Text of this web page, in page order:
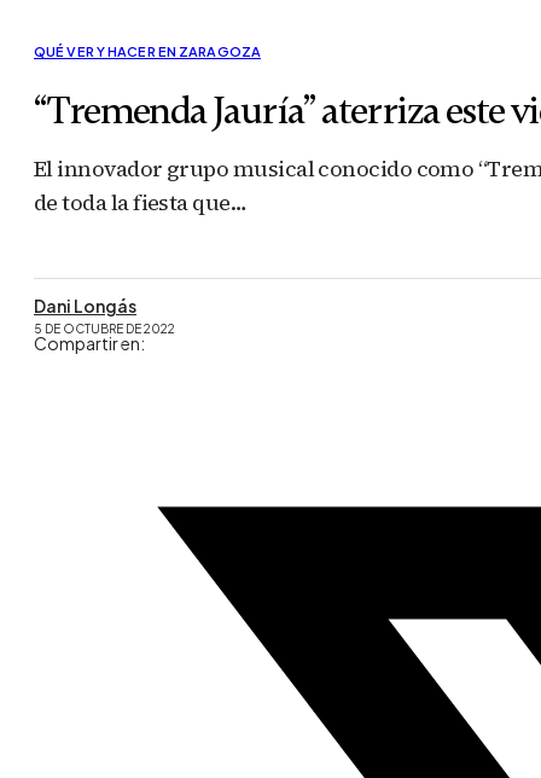
QUÉ VER Y HACER EN ZARAGOZA
“Tremenda Jauría” aterriza este
El innovador grupo musical conocido como
de toda la fiesta que…
Dani Longás
5 DE OCTUBRE DE 2022
Compartir en: